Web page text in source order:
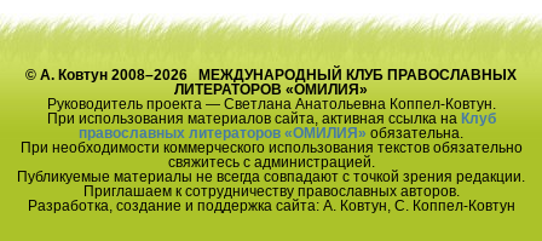
© А. Ковтун 2008–2026 МЕЖДУНАРОДНЫЙ КЛУБ ПРАВОСЛАВНЫХ
ЛИТЕРАТОРОВ «ОМИЛИЯ»
Руководитель проекта — Светлана Анатольевна Коппел-Ковтун.
При использования материалов сайта, активная ссылка на Клуб
православных литераторов «ОМИЛИЯ» обязательна.
При необходимости коммерческого использования текстов обязательно
свяжитесь с администрацией.
Публикуемые материалы не всегда совпадают с точкой зрения редакции.
Приглашаем к сотрудничеству православных авторов.
Разработка, создание и поддержка сайта: А. Ковтун, С. Коппел-Ковтун